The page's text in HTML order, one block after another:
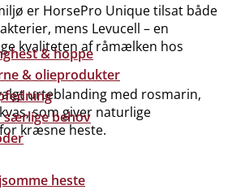
& hoppe
& olieprodukter
særlige behov
heste
er HorsePro Unique tilsat både
mens Levucell – en
kvaliteten af råmælken hos
urteblanding med rosmarin,
som giver naturlige
kræsne heste.